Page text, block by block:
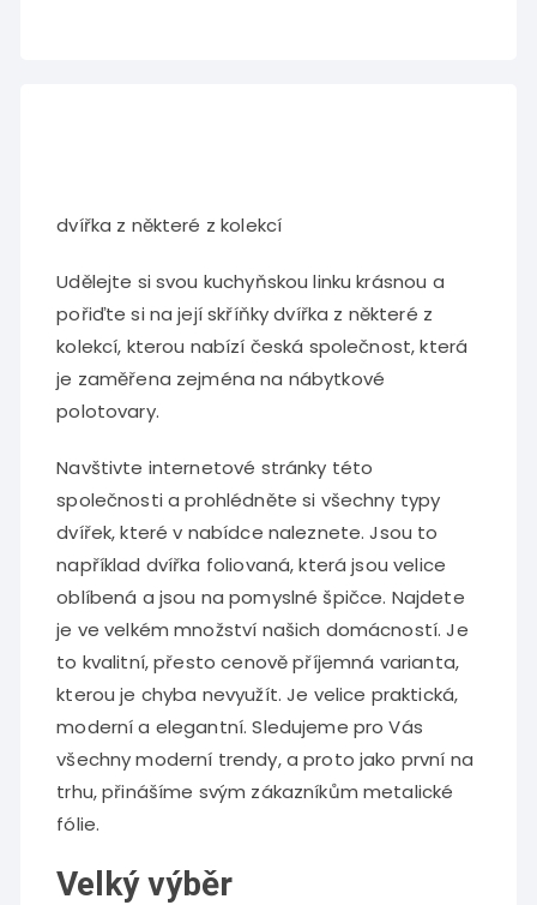
dvířka z některé z kolekcí
Udělejte si svou kuchyňskou linku krásnou a
pořiďte si na její skříňky dvířka z některé z
kolekcí, kterou nabízí česká společnost, která
je zaměřena zejména na nábytkové
polotovary.
Navštivte internetové stránky této
společnosti a prohlédněte si všechny typy
dvířek, které v nabídce naleznete. Jsou to
například dvířka foliovaná, která jsou velice
oblíbená a jsou na pomyslné špičce. Najdete
je ve velkém množství našich domácností. Je
to kvalitní, přesto cenově příjemná varianta,
kterou je chyba nevyužít. Je velice praktická,
moderní a elegantní. Sledujeme pro Vás
všechny moderní trendy, a proto jako první na
trhu, přinášíme svým zákazníkům metalické
fólie.
Velký výběr